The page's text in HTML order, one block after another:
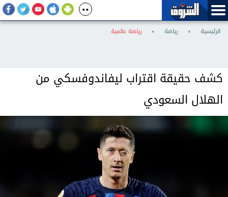
الرئيسية › رياضة › رياضة عالمية
كشف حقيقة اقتراب ليفاندوفسكي من
الهلال السعودي